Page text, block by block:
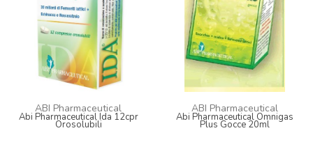
ABI Pharmaceutical
Abi Pharmaceutical Ida 12cpr
Orosolubili
ABI Pharmaceutical
Abi Pharmaceutical Omnigas
Plus Gocce 20ml